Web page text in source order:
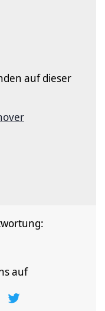
auf dieser
auf